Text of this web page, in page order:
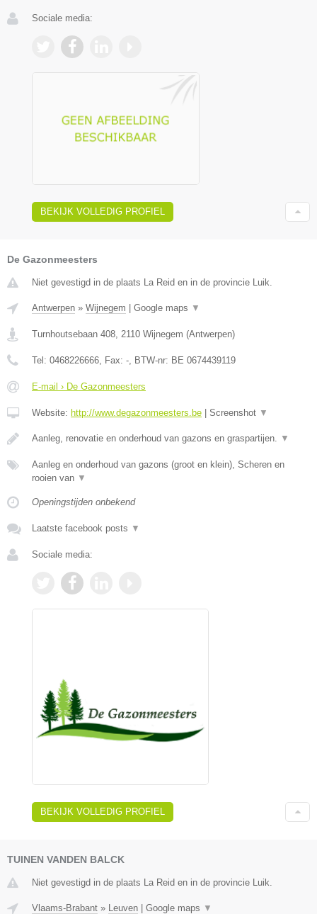
Sociale media:
BEKIJK VOLLEDIG PROFIEL
De Gazonmeesters
Niet gevestigd in de plaats La Reid en in de provincie Luik.
Antwerpen » Wijnegem Google maps ▼
Turnhoutsebaan 408 2110 Wijnegem (Antwerpen)
Tel: 0468226666 , Fax: - , BTW-nr: BE 0674439119
E-mail › De Gazonmeesters
Website: http://www.degazonmeesters.be Screenshot ▼
Aanleg, renovatie en onderhoud van gazons en graspartijen. ▼
Aanleg en onderhoud van gazons (groot en klein), Scheren en
rooien van ▼
Openingstijden onbekend
Laatste facebook posts ▼
Sociale media:
BEKIJK VOLLEDIG PROFIEL
TUINEN VANDEN BALCK
Niet gevestigd in de plaats La Reid en in de provincie Luik.
Vlaams-Brabant » Leuven Google maps ▼